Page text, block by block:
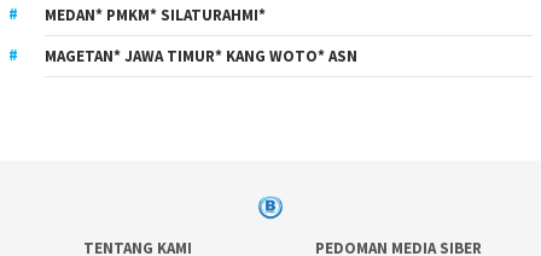
MEDAN* PMKM* SILATURAHMI*
MAGETAN* JAWA TIMUR* KANG WOTO* ASN
TENTANG KAMI PEDOMAN MEDIA SIBER